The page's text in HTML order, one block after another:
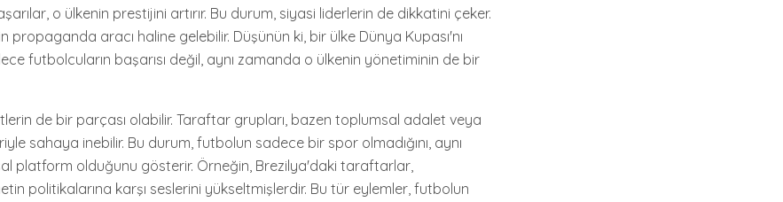
o ülkenin prestijini artırır. Bu durum, siyasi liderlerin de dikkatini çeker.
propaganda aracı haline gelebilir. Düşünün ki, bir ülke Dünya Kupası'nı
futbolcuların başarısı değil, aynı zamanda o ülkenin yönetiminin de bir
de bir parçası olabilir. Taraftar grupları, bazen toplumsal adalet veya
sahaya inebilir. Bu durum, futbolun sadece bir spor olmadığını, aynı
platform olduğunu gösterir. Örneğin, Brezilya'daki taraftarlar,
politikalarına karşı seslerini yükseltmişlerdir. Bu tür eylemler, futbolun